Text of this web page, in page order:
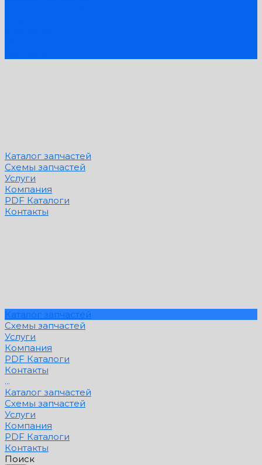
Каталог запчастей
Схемы запчастей
Услуги
Компания
PDF Каталоги
Контакты
Каталог запчастей
Схемы запчастей
Услуги
Компания
PDF Каталоги
Контакты
...
Каталог запчастей
Схемы запчастей
Услуги
Компания
PDF Каталоги
Контакты
Поиск